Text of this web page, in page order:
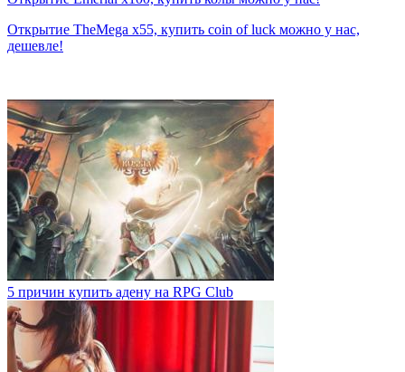
Открытие TheMega x55, купить coin of luck можно у нас,
дешевле!
5 причин купить адену на RPG Club